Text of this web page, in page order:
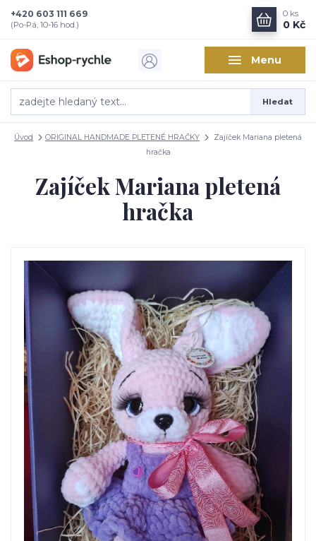
Menu
Hledat
+420 603 111 669
(Po-Pá, 10-16 hod.)
0 ks
0 Kč
Úvod ORIGINAL HANDMADE PLETENÉ HRAČKY
Zajíček Mariana pletená
hračka
Zajíček Mariana pletená
hračka